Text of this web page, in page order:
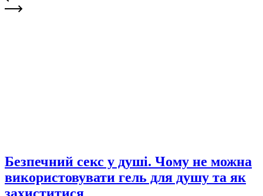
Безпечний секс у душі. Чому не можна
використовувати гель для душу та як